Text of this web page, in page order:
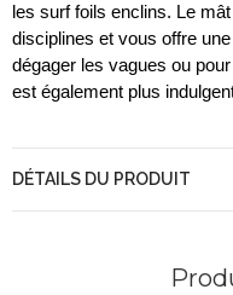
les surf foils enclins. Le
disciplines et vous offre
dégager les vagues ou
est également plus
DÉTAILS DU PRODUIT